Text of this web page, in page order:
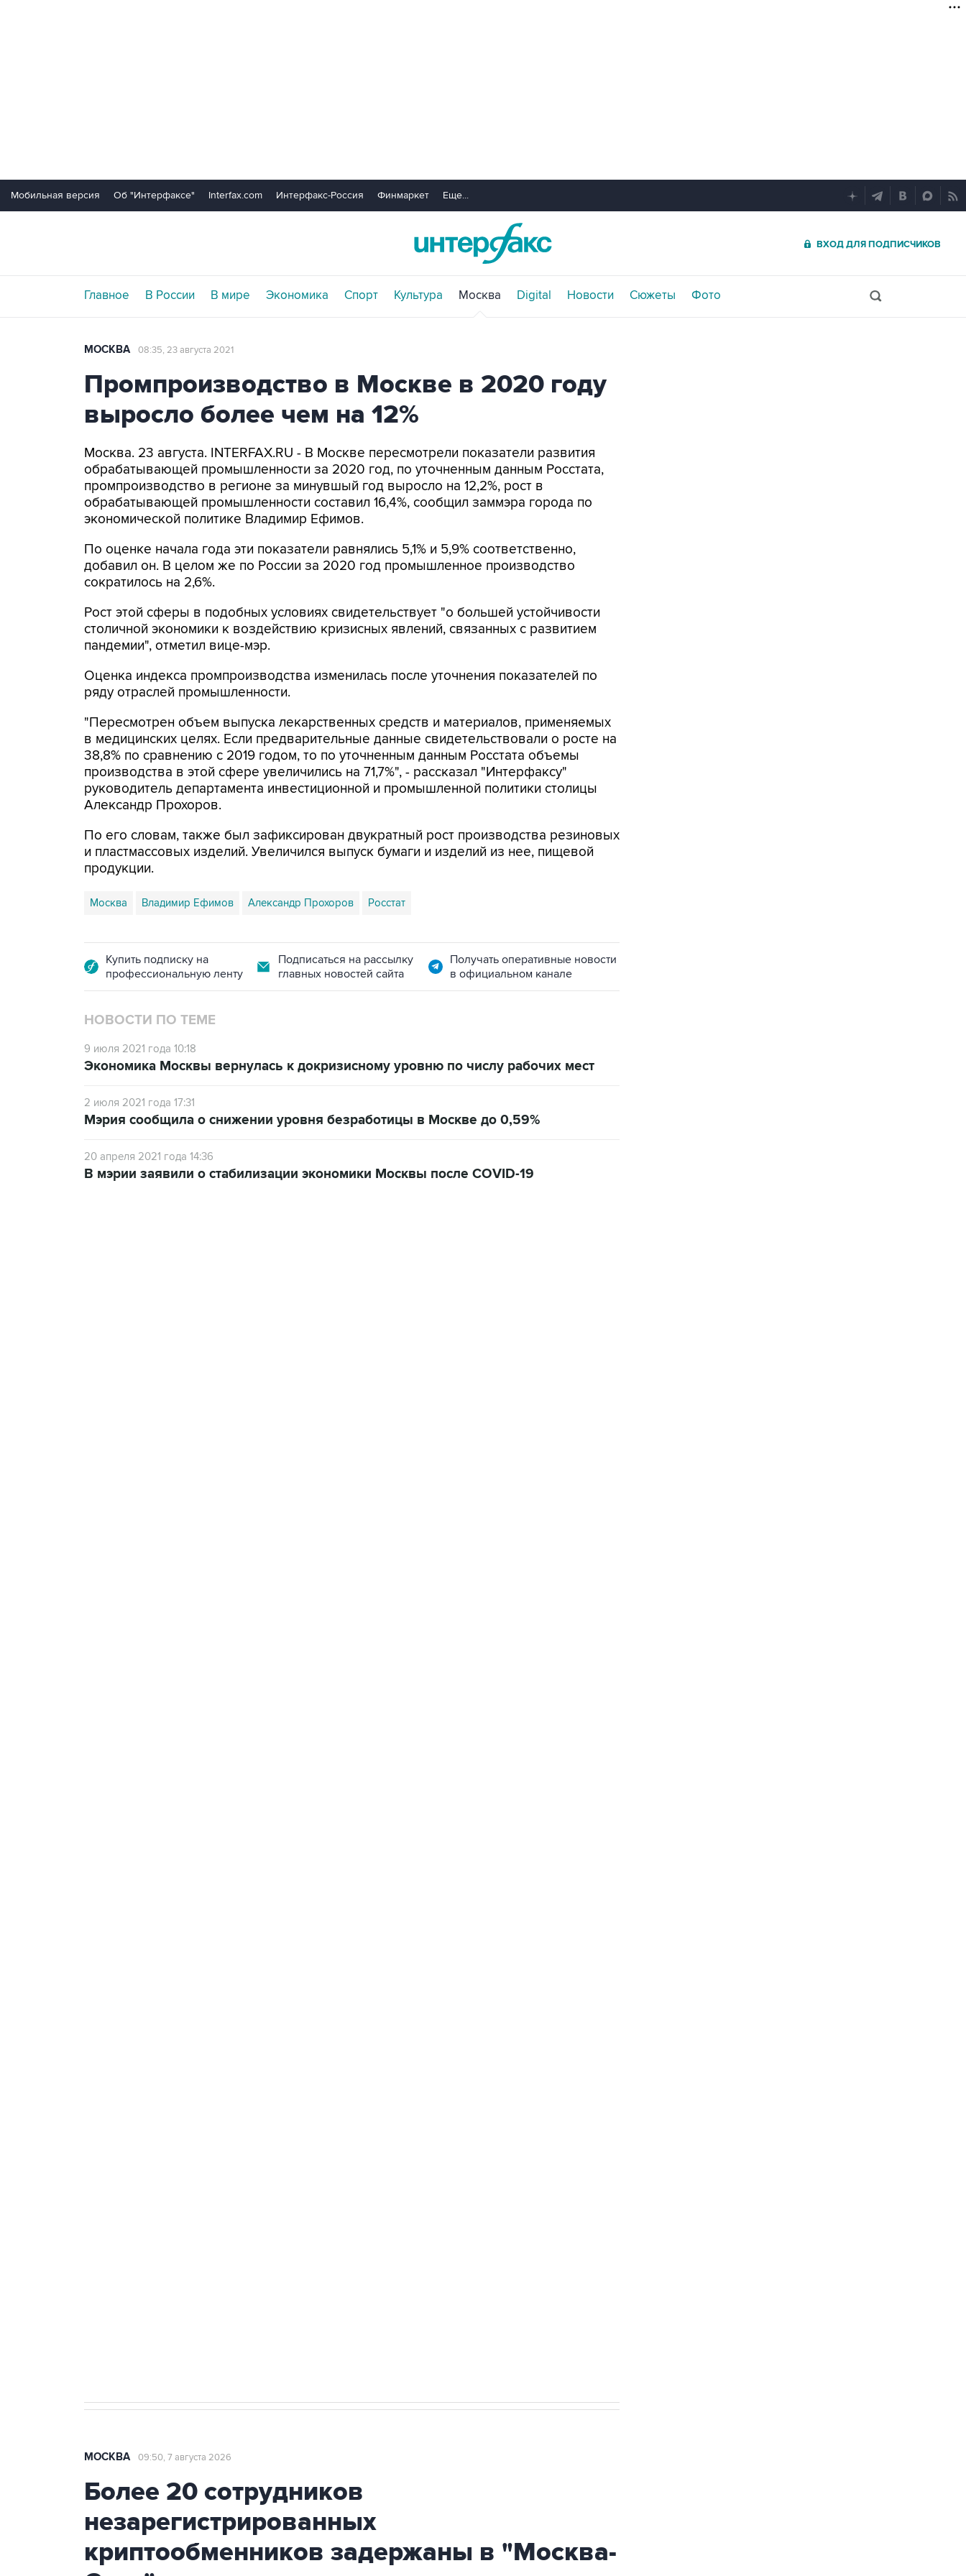
Мобильная версия Об "Интерфаксе" Interfax.com Интерфакс-Россия Финмаркет Еще...
ВХОД ДЛЯ ПОДПИСЧИКОВ
Главное В России В мире Экономика Спорт Культура Москва Digital Новости Сюжеты Фото
МОСКВА 08:35, 23 августа 2021
Промпроизводство в Москве в 2020 году
выросло более чем на 12%
Москва. 23 августа. INTERFAX.RU - В Москве пересмотрели показатели развития
обрабатывающей промышленности за 2020 год, по уточненным данным Росстата,
промпроизводство в регионе за минувшый год выросло на 12,2%, рост в
обрабатывающей промышленности составил 16,4%, сообщил заммэра города по
экономической политике Владимир Ефимов.
По оценке начала года эти показатели равнялись 5,1% и 5,9% соответственно,
добавил он. В целом же по России за 2020 год промышленное производство
сократилось на 2,6%.
Рост этой сферы в подобных условиях свидетельствует "о большей устойчивости
столичной экономики к воздействию кризисных явлений, связанных с развитием
пандемии", отметил вице-мэр.
Оценка индекса промпроизводства изменилась после уточнения показателей по
ряду отраслей промышленности.
"Пересмотрен объем выпуска лекарственных средств и материалов, применяемых
в медицинских целях. Если предварительные данные свидетельствовали о росте на
38,8% по сравнению с 2019 годом, то по уточненным данным Росстата объемы
производства в этой сфере увеличились на 71,7%", - рассказал "Интерфаксу"
руководитель департамента инвестиционной и промышленной политики столицы
Александр Прохоров.
По его словам, также был зафиксирован двукратный рост производства резиновых
и пластмассовых изделий. Увеличился выпуск бумаги и изделий из нее, пищевой
продукции.
Москва Владимир Ефимов Александр Прохоров Росстат
Купить подписку на
профессиональную ленту
Подписаться на рассылку
главных новостей сайта
Получать оперативные новости
в официальном канале
НОВОСТИ ПО ТЕМЕ
9 июля 2021 года 10:18
Экономика Москвы вернулась к докризисному уровню по числу рабочих мест
2 июля 2021 года 17:31
Мэрия сообщила о снижении уровня безработицы в Москве до 0,59%
20 апреля 2021 года 14:36
В мэрии заявили о стабилизации экономики Москвы после COVID-19
МОСКВА 09:50, 7 августа 2026
Более 20 сотрудников
незарегистрированных
криптообменников задержаны в "Москва-